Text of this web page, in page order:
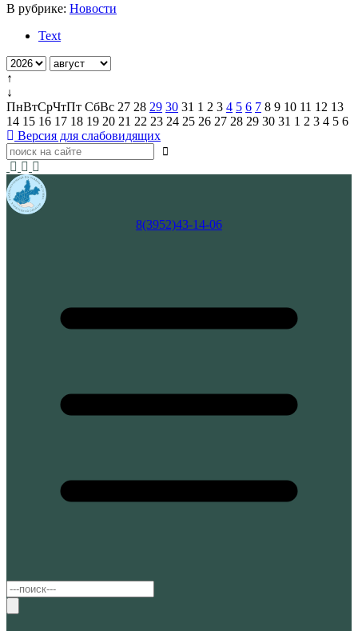
В рубрике: Новости
Text
↑
↓
ПнВтСрЧтПт СбВс 27 28 29 30 31 1 2 3 4 5 6 7 8 9 10 11 12 13
14 15 16 17 18 19 20 21 22 23 24 25 26 27 28 29 30 31 1 2 3 4 5 6
Версия для слабовидящих
8(3952)43-14-06